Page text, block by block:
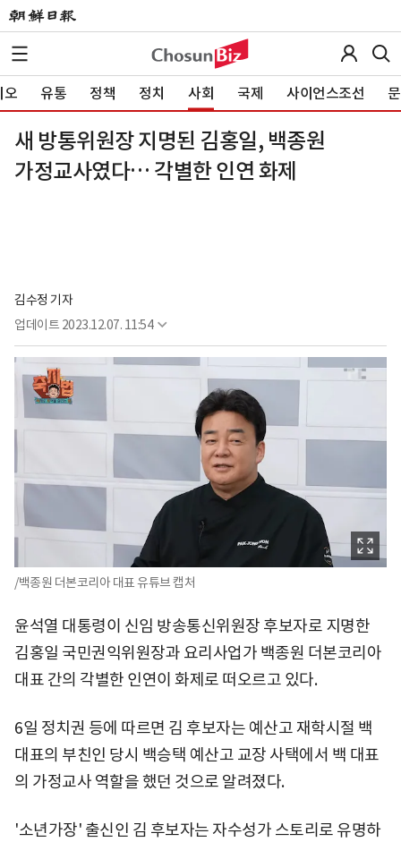
오 유통 정책 정치 사회 국제 사이언스조선
새 방통위원장 지명된 김홍일, 백종원
가정교사였다… 각별한 인연 화제
김수정 기자
업데이트 2023.12.07. 11:54
/백종원 더본코리아 대표 유튜브 캡처
윤석열 대통령이 신임 방송통신위원장 후보자로 지명한
김홍일 국민권익위원장과 요리사업가 백종원 더본코리아
대표 간의 각별한 인연이 화제로 떠오르고 있다.
6일 정치권 등에 따르면 김 후보자는 예산고 재학시절 백
대표의 부친인 당시 백승택 예산고 교장 사택에서 백 대표
의 가정교사 역할을 했던 것으로 알려졌다.
'소년가장' 출신인 김 후보자는 자수성가 스토리로 유명하